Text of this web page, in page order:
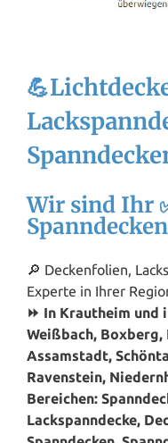
Wir sind Ihr
🔎 Deckenfolien,
Experte in Ihrer
⏩ In Krautheim und
Weißbach,
Assamstadt,
Ravenstein,
Bereichen:
Lackspanndecke,